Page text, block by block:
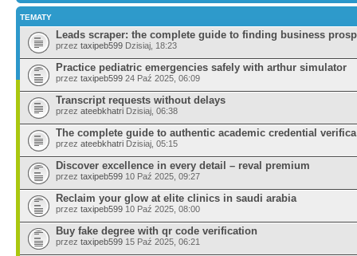
TEMATY
Leads scraper: the complete guide to finding business
przez taxipeb599 Dzisiaj, 18:23
Practice pediatric emergencies safely with arthur simulator
przez taxipeb599 24 Paź 2025, 06:09
Transcript requests without delays
przez ateebkhatri Dzisiaj, 06:38
The complete guide to authentic academic credential verifica
przez ateebkhatri Dzisiaj, 05:15
Discover excellence in every detail – reval premium
przez taxipeb599 10 Paź 2025, 09:27
Reclaim your glow at elite clinics in saudi arabia
przez taxipeb599 10 Paź 2025, 08:00
Buy fake degree with qr code verification
przez taxipeb599 15 Paź 2025, 06:21